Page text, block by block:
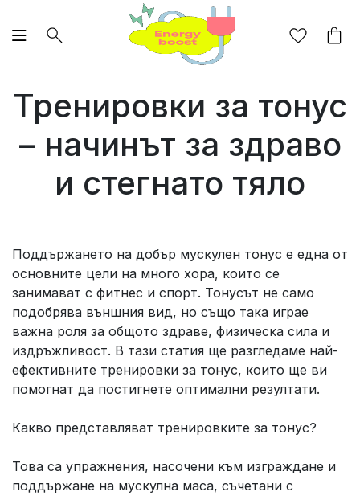
Тренировки за тонус
– начинът за здраво
и стегнато тяло
Поддържането на добър мускулен тонус е една от
основните цели на много хора, които се
занимават с фитнес и спорт. Тонусът не само
подобрява външния вид, но също така играе
важна роля за общото здраве, физическа сила и
издръжливост. В тази статия ще разгледаме най-
ефективните тренировки за тонус, които ще ви
помогнат да постигнете оптимални резултати.
Какво представляват тренировките за тонус?
Това са упражнения, насочени към изграждане и
поддържане на мускулна маса, съчетани с